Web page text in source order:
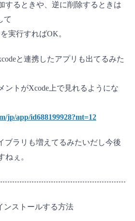
するときや、逆に削除するときは
て
実行すればOK。
と連携したアプリも出てるみた
ントがXcode上で見れるようにな
jp/app/id688199928?mt=12
ブラリも増えてるみたいだし今後
ねぇ。
ンストールする方法